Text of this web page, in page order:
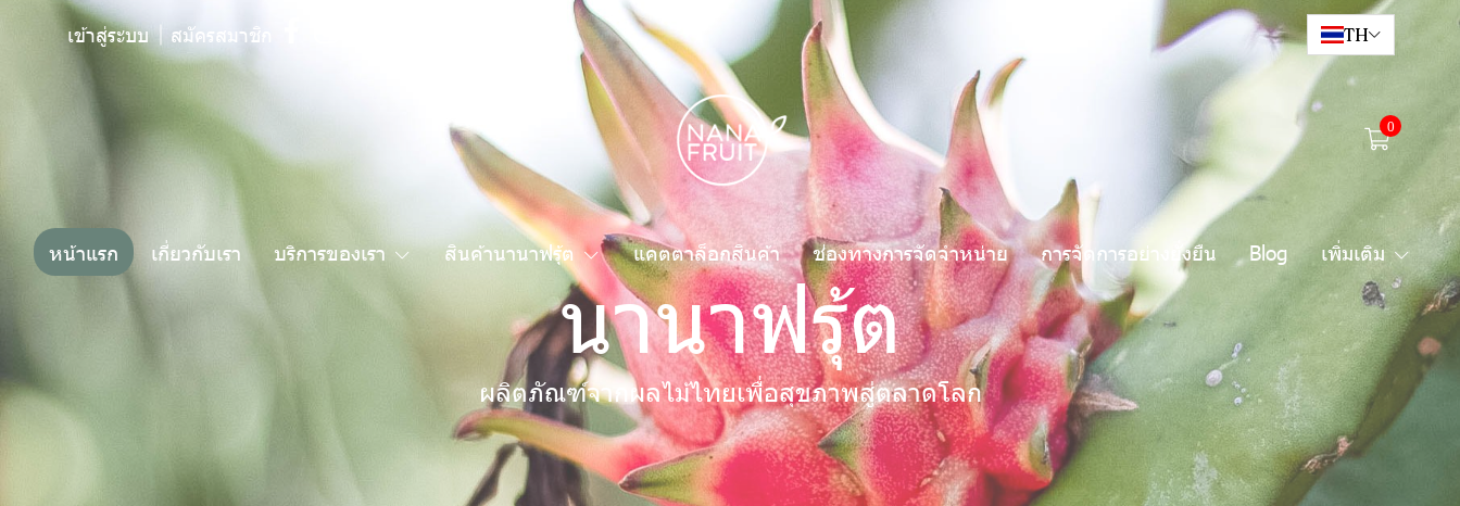
เข้าสู่ระบบ สมัครสมาชิก TH
0
หน้าแรก เกี่ยวกับเรา บริการของเรา สินค้านานาฟรุ้ต แคตตาล็อกสินค้า ช่องทางการจัดจำหน่าย การจัดการอย่างยั่งยืน Blog เพิ่มเติม
นานาฟรุ้ต
ผลิตภัณฑ์จากผลไม้ไทยเพื่อสุขภาพสู่ตลาดโลก